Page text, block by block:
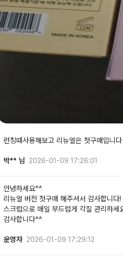
런칭때사용해보고 리뉴얼은 첫구매입니
박** 님 2026-01-09 17:26:01
안녕하세요^^
리뉴얼 버전 첫구매 해주셔서 감사합니다!
스크럽으로 매일 부드럽게 각질 관리하세
감사합니다^^
운영자 2026-01-09 17:29:12